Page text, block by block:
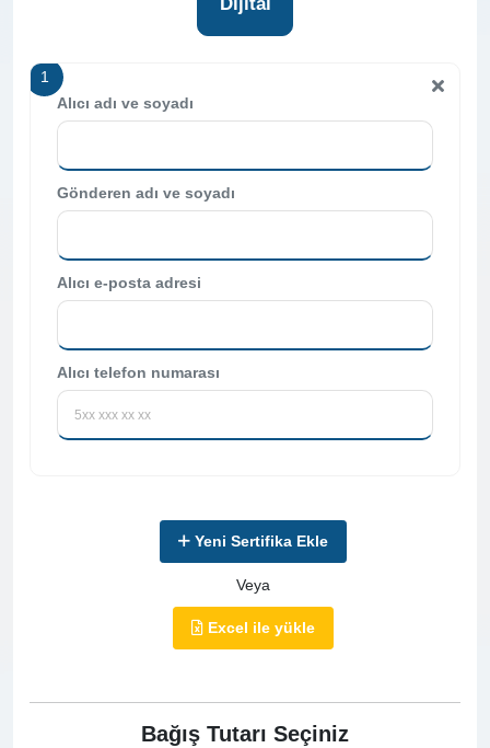
1
Alıcı adı ve soyadı
Gönderen adı ve soyadı
Alıcı e-posta adresi
Alıcı telefon numarası
Yeni Sertifika Ekle
Veya
Excel ile yükle
Bağış Tutarı Seçiniz